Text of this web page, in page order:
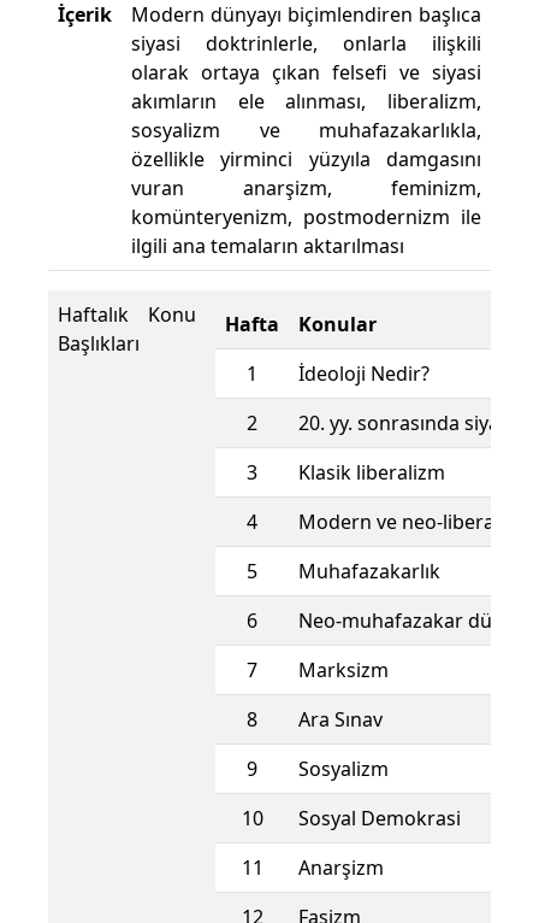
İçerik
Modern dünyayı biçimlendiren başlıca
siyasi doktrinlerle, onlarla ilişkili
olarak ortaya çıkan felsefi ve siyasi
akımların ele alınması, liberalizm,
sosyalizm ve muhafazakarlıkla,
özellikle yirminci yüzyıla damgasını
vuran anarşizm, feminizm,
komünteryenizm, postmodernizm ile
ilgili ana temaların aktarılması
Haftalık Konu
Başlıkları
Hafta
Konular
1
İdeoloji Nedir?
2
20. yy. sonrasında siyasi
3
Klasik liberalizm
4
Modern ve neo-liberalizm
5
Muhafazakarlık
6
Neo-muhafazakar
7
Marksizm
8
Ara Sınav
9
Sosyalizm
10
Sosyal Demokrasi
11
Anarşizm
12
Faşizm